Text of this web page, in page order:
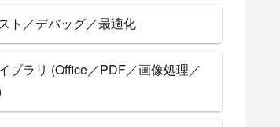
ト／デバッグ／最適化
ブラリ (Office／PDF／画像処理／